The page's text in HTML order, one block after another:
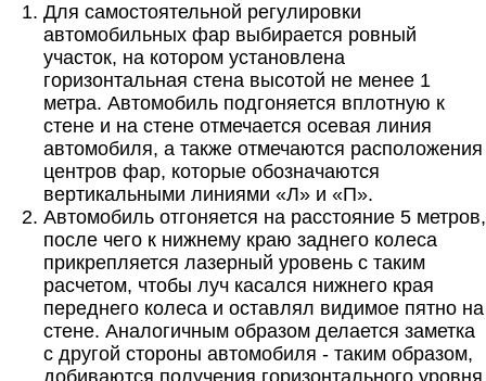
Для самостоятельной регулировки
автомобильных фар выбирается ровный
участок, на котором установлена
горизонтальная стена высотой не менее 1
метра. Автомобиль подгоняется вплотную к
стене и на стене отмечается осевая линия
автомобиля, а также отмечаются расположения
центров фар, которые обозначаются
вертикальными линиями «Л» и «П».
Автомобиль отгоняется на расстояние 5 метров,
после чего к нижнему краю заднего колеса
прикрепляется лазерный уровень с таким
расчетом, чтобы луч касался нижнего края
переднего колеса и оставлял видимое пятно на
стене. Аналогичным образом делается заметка
с другой стороны автомобиля - таким образом,